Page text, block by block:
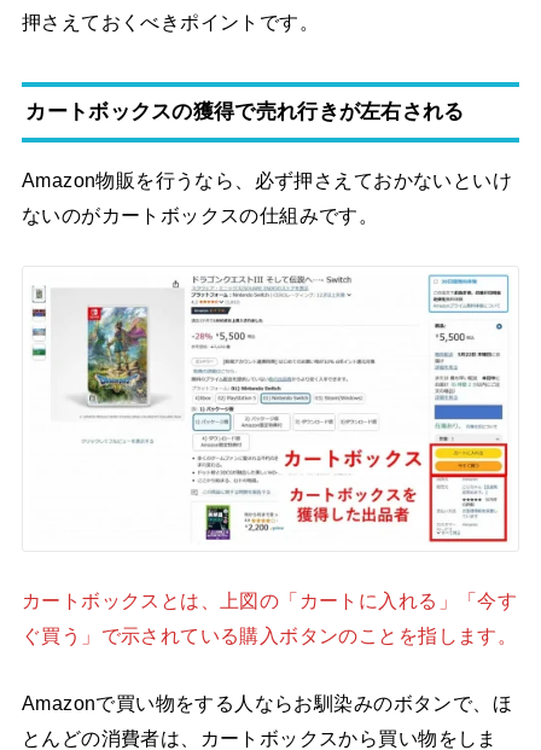
押さえておくべきポイントです。
カートボックスの獲得で売れ行きが左右される
Amazon物販を行うなら、必ず押さえておかないといけ
ないのがカートボックスの仕組みです。
カートボックスとは、上図の「カートに入れる」「今す
ぐ買う」で示されている購入ボタンのことを指します。
Amazonで買い物をする人ならお馴染みのボタンで、ほ
とんどの消費者は、カートボックスから買い物をしま